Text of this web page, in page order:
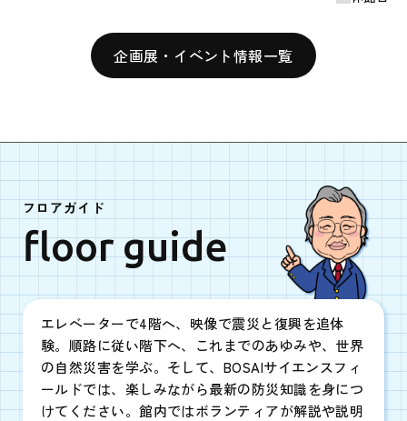
西館1階ロビー(無料ゾーン)
プログラム 夏休み防災図書コーナー資料図書の特別貸
【参加者募集】夏休み防災未来学校2026
2026年7月18日(土)〜8月23日(日)
8.11だけどHATの日！
2026年8月11日(火)
①13:00,②14:00,③15:00 各50分
西館1Fガイダンスルーム1&2
企画展・イベント情報一覧
フロアガイド
floor guide
エレベーターで4階へ、映像で震災と復興を追体
験。順路に従い階下へ、これまでのあゆみや、世界
の自然災害を学ぶ。そして、BOSAIサイエンスフィ
ールドでは、楽しみながら最新の防災知識を身につ
けてください。館内ではボランティアが解説や説明